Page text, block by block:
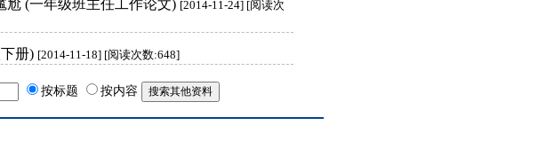
尬 (一年级班主任工作论文) [2014-11-24] [阅读次
册) [2014-11-18] [阅读次数:648]
按标题 按内容